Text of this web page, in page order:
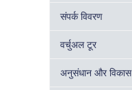
संपर्क विवरण
वर्चुअल टूर
अनुसंधान और विकास